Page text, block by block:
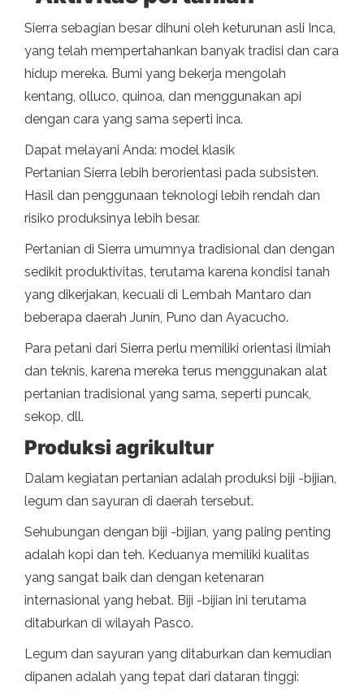
Sierra sebagian besar dihuni oleh keturunan asli Inca,
yang telah mempertahankan banyak tradisi dan cara
hidup mereka. Bumi yang bekerja mengolah
kentang, olluco, quinoa, dan menggunakan api
dengan cara yang sama seperti inca.
Dapat melayani Anda: model klasik
Pertanian Sierra lebih berorientasi pada subsisten.
Hasil dan penggunaan teknologi lebih rendah dan
risiko produksinya lebih besar.
Pertanian di Sierra umumnya tradisional dan dengan
sedikit produktivitas, terutama karena kondisi tanah
yang dikerjakan, kecuali di Lembah Mantaro dan
beberapa daerah Junín, Puno dan Ayacucho.
Para petani dari Sierra perlu memiliki orientasi ilmiah
dan teknis, karena mereka terus menggunakan alat
pertanian tradisional yang sama, seperti puncak,
sekop, dll.
Produksi agrikultur
Dalam kegiatan pertanian adalah produksi biji -bijian,
legum dan sayuran di daerah tersebut.
Sehubungan dengan biji -bijian, yang paling penting
adalah kopi dan teh. Keduanya memiliki kualitas
yang sangat baik dan dengan ketenaran
internasional yang hebat. Biji -bijian ini terutama
ditaburkan di wilayah Pasco.
Legum dan sayuran yang ditaburkan dan kemudian
dipanen adalah yang tepat dari dataran tinggi: